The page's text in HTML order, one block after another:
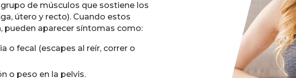
de músculos que sostiene los
útero y recto). Cuando estos
pueden aparecer síntomas como:
o fecal (escapes al reír, correr o
o peso en la pelvis.